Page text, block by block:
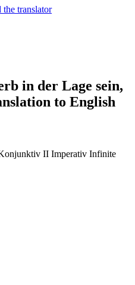
in der Lage sein,
II Imperativ Infinite